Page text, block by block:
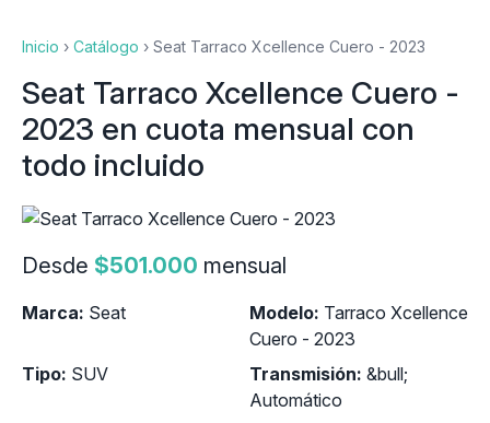
Inicio › Catálogo › Seat Tarraco Xcellence Cuero - 2023
Seat Tarraco Xcellence Cuero -
2023 en cuota mensual con
todo incluido
Desde $501.000 mensual
Marca: Seat Modelo: Tarraco Xcellence
Cuero - 2023
Tipo: SUV Transmisión: &bull;
Automático